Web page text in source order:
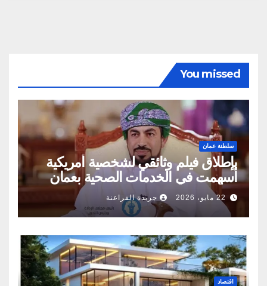
You missed
سلطنة عمان
بإطلاق فيلم وثائقي لشخصية أمريكية
أسهمت في الخدمات الصحية بعمان
22 مايو، 2026 جريدة الفراعنة
اقتصاد